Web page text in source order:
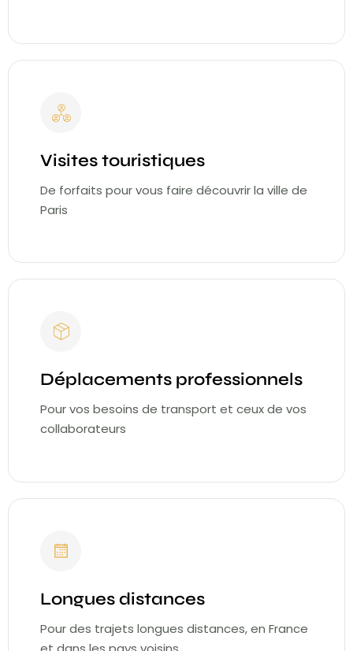
Visites touristiques
De forfaits pour vous faire découvrir la ville de
Paris
Déplacements professionnels
Pour vos besoins de transport et ceux de vos
collaborateurs
Longues distances
Pour des trajets longues distances, en France